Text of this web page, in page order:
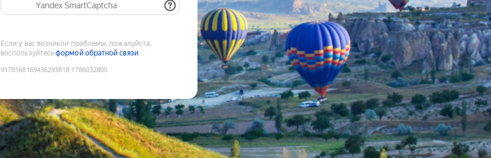
Yandex SmartCaptcha
Если у вас возникли проблемы, пожалуйста,
воспользуйтесьформой обратной связи
9178168169436293818:1786032805